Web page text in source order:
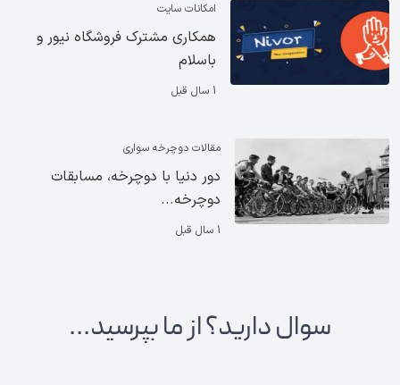
امکانات سایت
همکاری مشترک فروشگاه نیور و
باسلام
1 سال قبل
مقالات دوچرخه سواری
دور دنیا با دوچرخه، مسابقات
دوچرخه‌...
1 سال قبل
سوال دارید؟ از ما بپرسید...